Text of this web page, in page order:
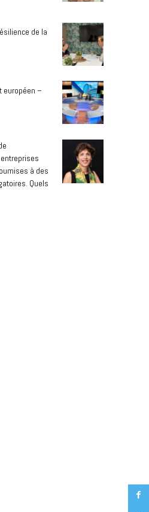
de la
européen –
à des
Quels